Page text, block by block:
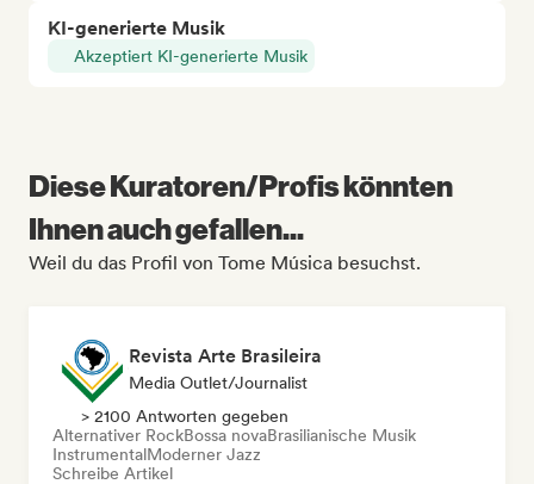
KI-generierte Musik
Akzeptiert KI-generierte Musik
Diese Kuratoren/Profis könnten
Ihnen auch gefallen...
Weil du das Profil von Tome Música besuchst.
Revista Arte Brasileira
Media Outlet/Journalist
> 2100 Antworten gegeben
Alternativer RockBossa novaBrasilianische Musik
InstrumentalModerner Jazz
Schreibe Artikel